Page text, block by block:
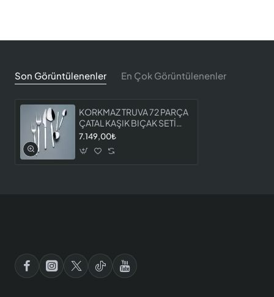
Son Görüntülenenler En Çok Görüntülenenler
KORKMAZ TRUVA 72 PARÇA
ÇATAL KAŞIK BIÇAK SETİ
A2485
7.149,00₺